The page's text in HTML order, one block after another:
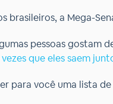
brasileiros, a Mega-
pessoas
que eles saem
para você uma lista de